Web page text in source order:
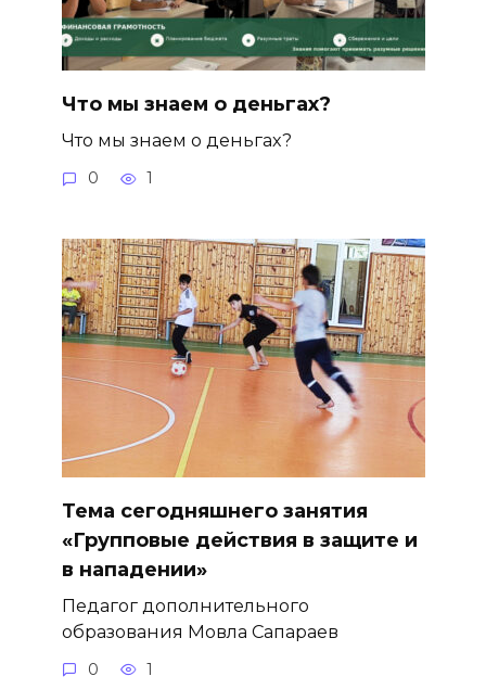
Что мы знаем о деньгах?
Что мы знаем о деньгах?
0 1
Тема сегодняшнего занятия
«Групповые действия в защите и
в нападении»
Педагог дополнительного
образования Мовла Сапараев
0 1